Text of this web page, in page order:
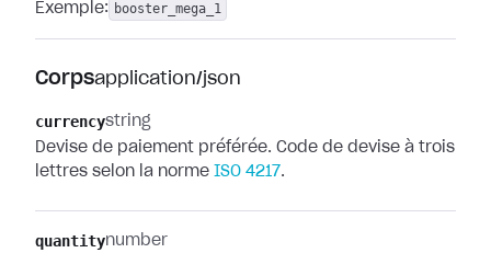
Exemple: booster_mega_1
Corpsapplication/json
currencystring
Devise de paiement préférée. Code de devise à trois
lettres selon la norme ISO 4217.
quantitynumber